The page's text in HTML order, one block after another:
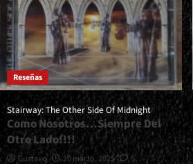
Reseñas
Stairway: The Other Side Of Midnight
Como Nosotros…Siempre Del
Otro Lado!!!!
Gustavo 20 marzo, 2025
0